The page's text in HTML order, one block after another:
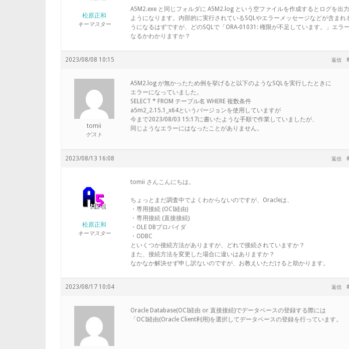
松原正和
キーマスター
A5M2.exe と同じフォルダに A5M2.log という空ファイルを作成するとログを出
ようになります。内部的に実行されているSQLやエラーメッセージなどが含まれ
うになるはずですが、どのSQLで「ORA-01031: 権限が不足しています。」エラ
なるかわかりますか？
2023/08/08 10:15 返信
tomii
ゲスト
A5M2.log が無かったため例を挙げると以下のようなSQLを実行したときに
エラーになっていました。
SELECT * FROM テーブル名 WHERE 複数条件
a5m2_2.15.1_x64というバージョンを使用していますが
今まで2023/08/03 15:17に書いたような手順で作業していましたが、
同じようなエラーにはなったことがありません。
2023/08/13 16:08 返信
松原正和
キーマスター
tomii さんこんにちは。
ちょっとまだ調査中でよくわからないのですが、Oracleは、
・専用接続 (OCI経由)
・専用接続 (直接接続)
・OLE DBプロバイダ
・ODBC
といくつか接続方法がありますが、どれで接続されていますか？
また、接続方法を変更した場合に違いはありますか？
なかなか解決せず申し訳ないのですが、お教えいただけると助かります。
2023/08/17 10:04 返信
Oracle Database(OCI経由 or 直接接続)でデータベースの登録する際には
「OCI経由(Oracle Client利用)を選択してデータベースの登録を行っています。